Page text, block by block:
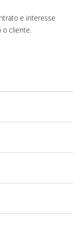
e interesse
o cliente.